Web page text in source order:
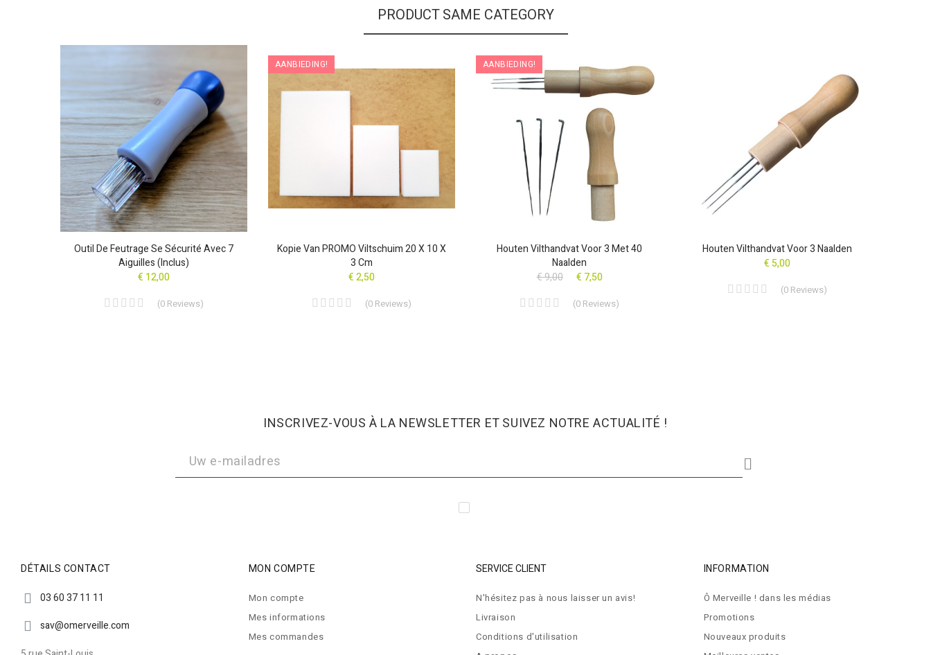
PRODUCT SAME CATEGORY
Outil De Feutrage Se Sécurité Avec 7
Aiguilles (inclus)
€ 12,00
(0 Reviews)
AANBIEDING!
Kopie Van PROMO Viltschuim 20 X 10 X
3 Cm
€ 2,50
(0 Reviews)
AANBIEDING!
Houten Vilthandvat Voor 3 Met 40
Naalden
€ 9,00
€ 7,50
(0 Reviews)
Houten Vilthandvat Voor 3 Naalden
€ 5,00
(0 Reviews)
INSCRIVEZ-VOUS À LA NEWSLETTER ET SUIVEZ NOTRE ACTUALITÉ !
DÉTAILS CONTACT
03 60 37 11 11
sav@omerveille.com
MON COMPTE
Mon compte
Mes informations
Mes commandes
SERVICE CLIENT
N'hésitez pas à nous laisser un avis!
Livraison
Conditions d'utilisation
INFORMATION
Ô Merveille ! dans les médias
Promotions
Nouveaux produits